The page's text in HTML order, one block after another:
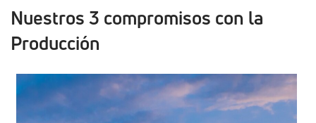
Nuestros 3 compromisos con la
Producción